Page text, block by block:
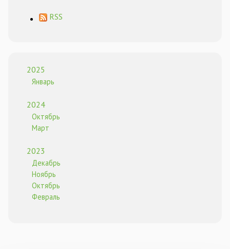
RSS
2025
Январь
2024
Октябрь
Март
2023
Декабрь
Ноябрь
Октябрь
Февраль